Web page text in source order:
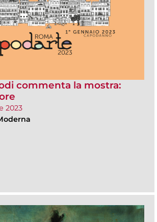
commenta la mostra:
2023